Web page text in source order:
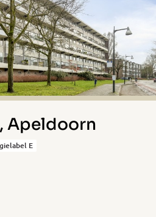
Apeldoorn
E